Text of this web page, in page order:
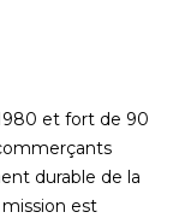
et fort de 90
durable de la
est